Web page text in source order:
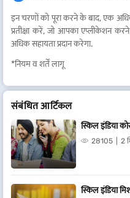
इन चरणों को पूरा करने के बाद, एक
प्रतीक्षा करें, जो आपका एप्लीकेशन
अधिक सहायता प्रदान करेगा.
*नियम व शर्तें लागू
संबंधित आर्टिकल
स्किल इंडिया
28105 2
स्किल इंडिया